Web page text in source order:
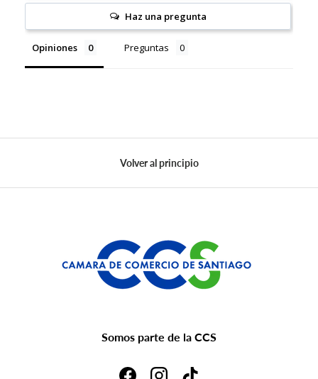
Haz una pregunta
Opiniones Preguntas
Volver al principio
Somos parte de la CCS